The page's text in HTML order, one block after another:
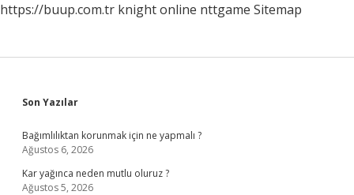
https://buup.com.tr knight online nttgame Sitemap
Sidebar
Son Yazılar
Bağımlılıktan korunmak için ne yapmalı ?
Ağustos 6, 2026
Kar yağınca neden mutlu oluruz ?
Ağustos 5, 2026